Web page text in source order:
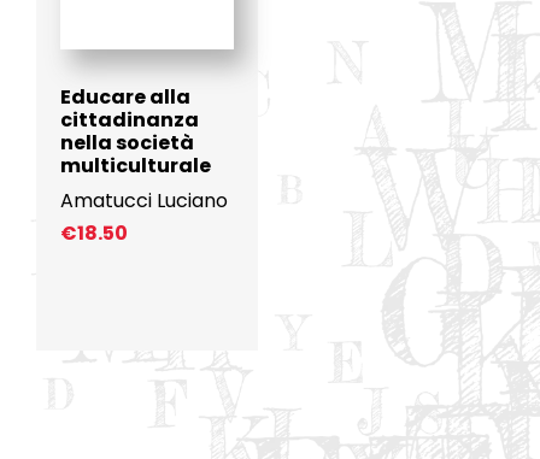
Educare alla
cittadinanza
nella società
multiculturale
Amatucci Luciano
€18.50